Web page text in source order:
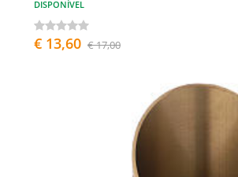
DISPONÍVEL
€ 13,60 € 17,00